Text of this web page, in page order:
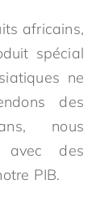
africains,
spécial
ne
des
nous
avec des
PIB.